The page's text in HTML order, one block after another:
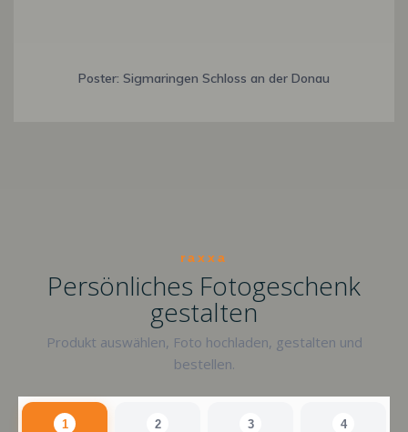
Poster: Sigmaringen Schloss an der Donau
raxxa
Persönliches Fotogeschenk
gestalten
Produkt auswählen, Foto hochladen, gestalten und
bestellen.
1 2 3 4